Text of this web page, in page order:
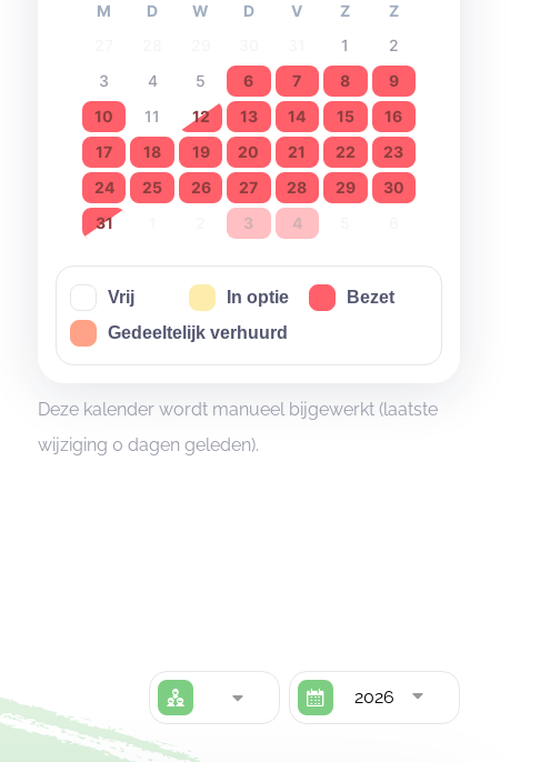
M D W D V Z
Z
1
2
3
4 5 6 7 8
9
10
11 12 13 14 15
16
17
18 19 20 21 22
23
24
25 26 27 28 29
30
31
3 4
Vrij In optie
Bezet
Gedeeltelijk verhuurd
Deze kalender wordt manueel bijgewerkt (laatste
wijziging 0 dagen geleden).
2026